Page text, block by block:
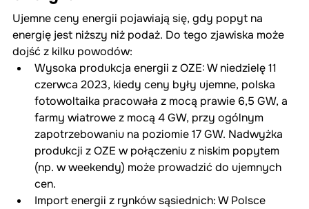
Ujemne ceny energii pojawiają się, gdy popyt na
energię jest niższy niż podaż. Do tego zjawiska może
dojść z kilku powodów:
Wysoka produkcja energii z OZE: W niedzielę 11
czerwca 2023, kiedy ceny były ujemne, polska
fotowoltaika pracowała z mocą prawie 6,5 GW, a
farmy wiatrowe z mocą 4 GW, przy ogólnym
zapotrzebowaniu na poziomie 17 GW. Nadwyżka
produkcji z OZE w połączeniu z niskim popytem
(np. w weekendy) może prowadzić do ujemnych
cen.
Import energii z rynków sąsiednich: W Polsce